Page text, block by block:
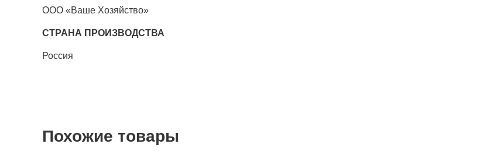
ООО «Ваше Хозяйство»
СТРАНА ПРОИЗВОДСТВА
Россия
Похожие товары